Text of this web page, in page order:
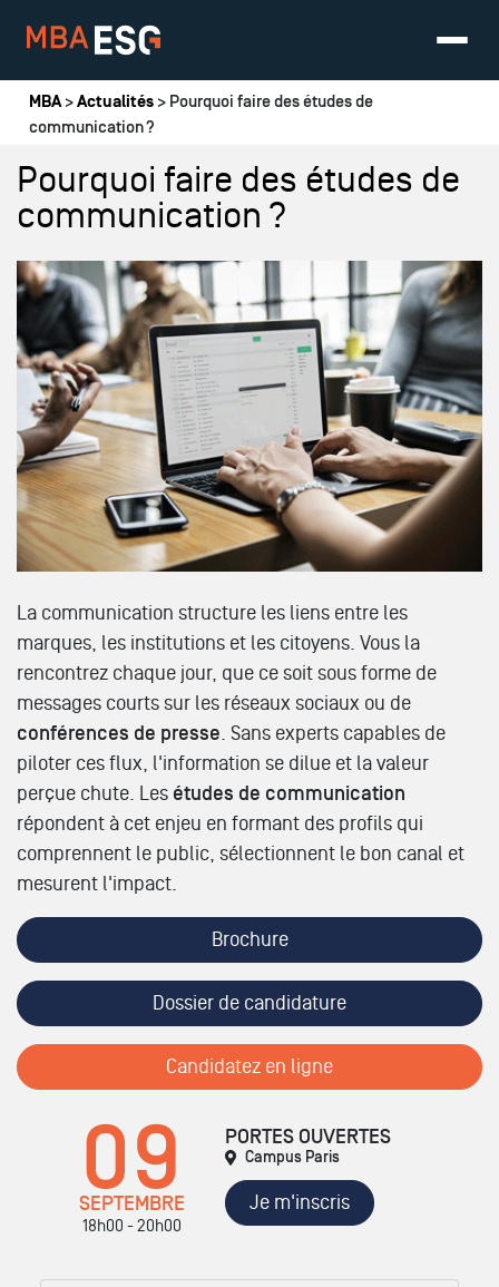
Vous êtes ici
MBA>Actualités > Pourquoi faire des études de
communication ?
Pourquoi faire des études de
communication ?
La communication structure les liens entre les
marques, les institutions et les citoyens. Vous la
rencontrez chaque jour, que ce soit sous forme de
messages courts sur les réseaux sociaux ou de
conférences de presse . Sans experts capables de
piloter ces flux, l'information se dilue et la valeur
perçue chute. Les études de communication
répondent à cet enjeu en formant des profils qui
comprennent le public, sélectionnent le bon canal et
mesurent l'impact.
Brochure
Dossier de candidature
Candidatez en ligne
09
SEPTEMBRE
18h00 - 20h00
PORTES OUVERTES
Campus Paris
Je m'inscris